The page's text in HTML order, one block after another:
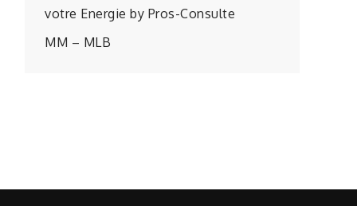
votre Energie by Pros-Consulte
MM – MLB